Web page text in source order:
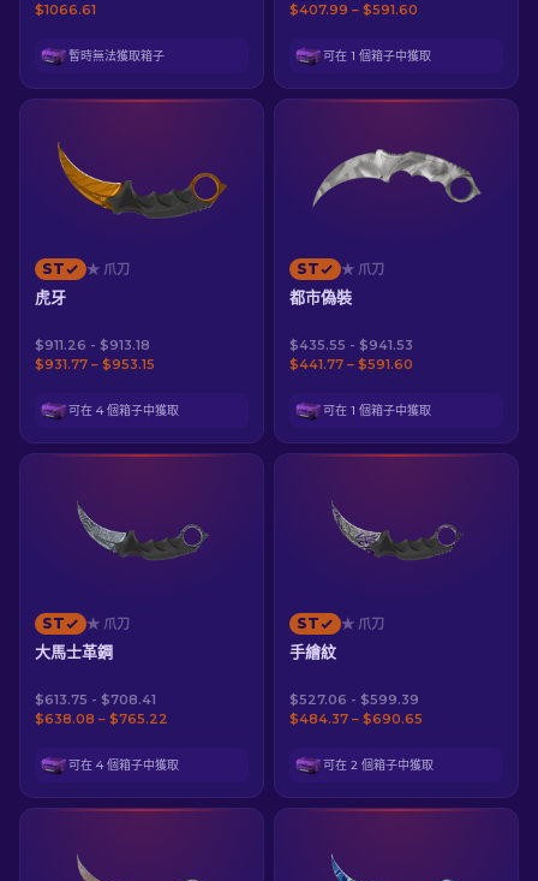
$1066.61
暫時無法獲取箱子
$407.99 – $591.60
可在 1 個箱子中獲取
ST ★ 爪刀
虎牙
$911.26 - $913.18
$931.77 – $953.15
可在 4 個箱子中獲取
ST ★ 爪刀
都市偽裝
$435.55 - $941.53
$441.77 – $591.60
可在 1 個箱子中獲取
ST ★ 爪刀
大馬士革鋼
$613.75 - $708.41
$638.08 – $765.22
可在 4 個箱子中獲取
ST ★ 爪刀
手繪紋
$527.06 - $599.39
$484.37 – $690.65
可在 2 個箱子中獲取